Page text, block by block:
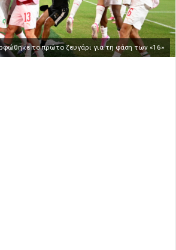
το πρώτο ζευγάρι για τη φάση των «16»